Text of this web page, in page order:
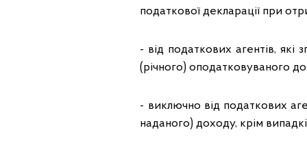
податкової декларації при
- від податкових агентів, які
(річного) оподатковуваного
- виключно від податкових
наданого) доходу, крім